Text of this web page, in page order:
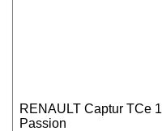
RENAULT Captur TCe
Passion